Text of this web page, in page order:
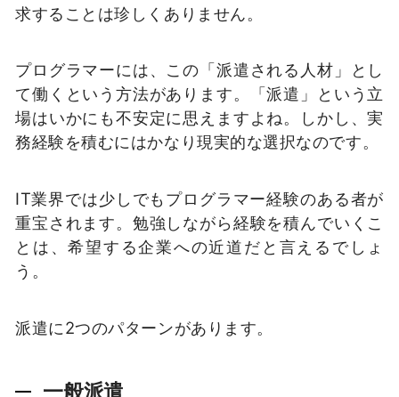
求することは珍しくありません。
プログラマーには、この「派遣される人材」とし
て働くという方法があります。「派遣」という立
場はいかにも不安定に思えますよね。しかし、実
務経験を積むにはかなり現実的な選択なのです。
IT業界では少しでもプログラマー経験のある者が
重宝されます。勉強しながら経験を積んでいくこ
とは、希望する企業への近道だと言えるでしょ
う。
派遣に2つのパターンがあります。
一般派遣